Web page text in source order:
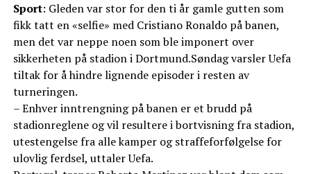
Sport: Gleden var stor for den ti år gamle gutten som
fikk tatt en «selfie» med Cristiano Ronaldo på banen,
men det var neppe noen som ble imponert over
sikkerheten på stadion i Dortmund.Søndag varsler Uefa
tiltak for å hindre lignende episoder i resten av
turneringen.
– Enhver inntrengning på banen er et brudd på
stadionreglene og vil resultere i bortvisning fra stadion,
utestengelse fra alle kamper og straffeforfølgelse for
ulovlig ferdsel, uttaler Uefa.